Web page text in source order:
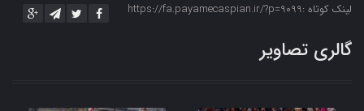
لینک کوتاه :https://fa.payamecaspian.ir/?p=9099
گالری تصاویر